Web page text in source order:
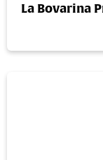
La Bovarina